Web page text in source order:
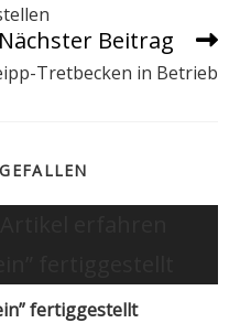
Nächster Beitrag
Tretbecken in Betrieb
fertiggestellt